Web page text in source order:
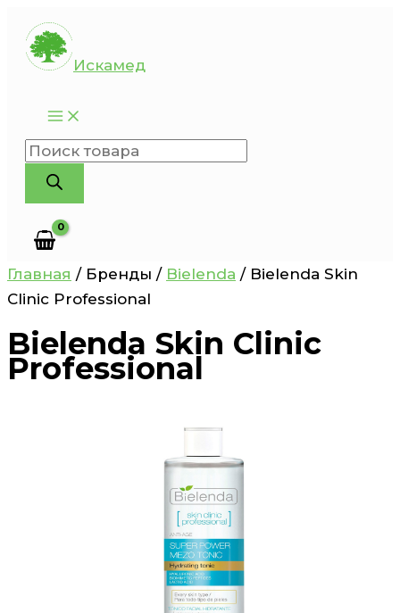
Перейти
содержимому
Искамед
Поиск
товаров
Главная / Бренды / Bielenda / Bielenda Skin
Clinic Professional
Bielenda Skin Clinic
Professional